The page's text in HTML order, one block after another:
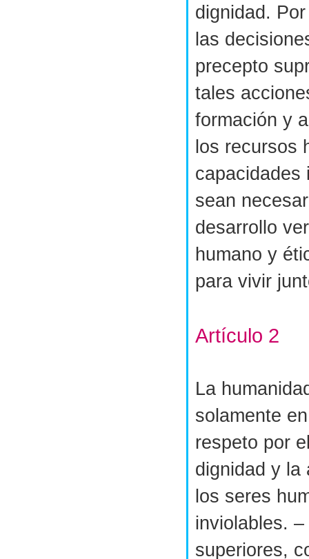
dignidad.
las
precepto
tales
formación y
los recursos
capacidades
sean
desarrollo
humano y
para vivir
Artículo 2
La
solamente
respeto por
dignidad y la
los seres
inviolables.
superiores,